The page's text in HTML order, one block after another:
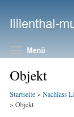
lilienthal-
Menü
Objekt
Startseite » Nachlass
» Objekt